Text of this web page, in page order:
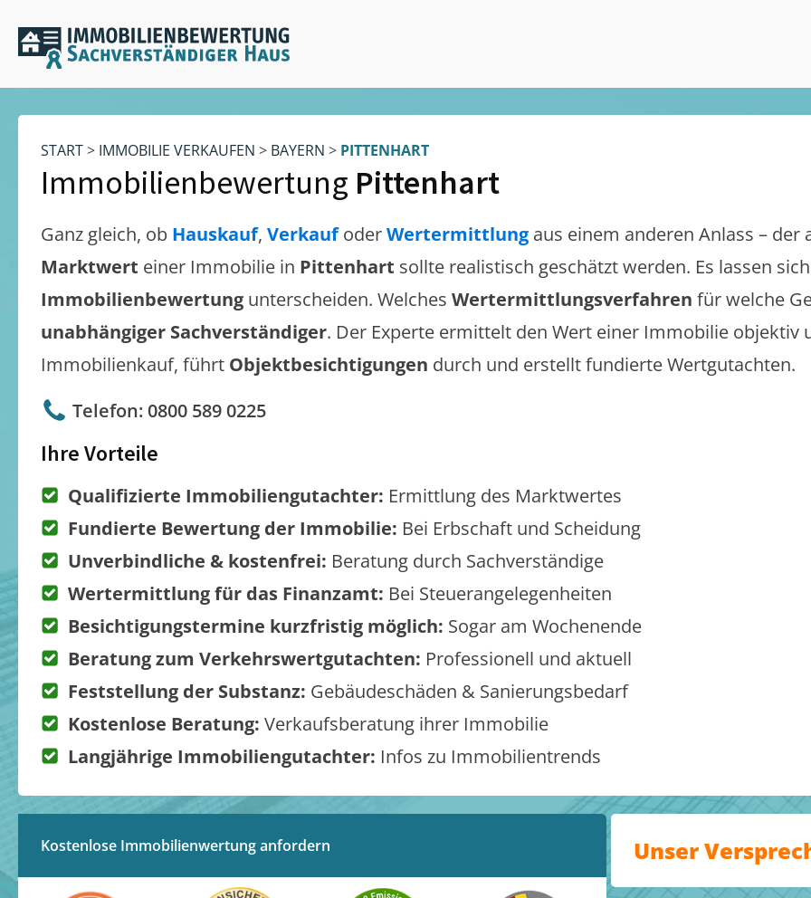
START> IMMOBILIE VERKAUFEN > BAYERN > PITTENHART
Immobilienbewertung Pittenhart
Ganz gleich, ob Hauskauf, VerkaufoderWertermittlung aus einem anderen Anlass – der
Marktwert einer Immobilie in Pittenhart sollte realistisch geschätzt werden. Es lassen
Immobilienbewertung unterscheiden. Welches Wertermittlungsverfahren für welche
unabhängiger Sachverständiger. Der Experte ermittelt den Wert einer Immobilie objektiv
Immobilienkauf, führt Objektbesichtigungen durch und erstellt fundierte Wertgutachten.
Telefon: 0800 589 0225
Ihre Vorteile
Qualifizierte Immobiliengutachter: Ermittlung des Marktwertes
Fundierte Bewertung der Immobilie: Bei Erbschaft und Scheidung
Unverbindliche & kostenfrei: Beratung durch Sachverständige
Wertermittlung für das Finanzamt: Bei Steuerangelegenheiten
Besichtigungstermine kurzfristig möglich: Sogar am Wochenende
Beratung zum Verkehrswertgutachten: Professionell und aktuell
Feststellung der Substanz: Gebäudeschäden & Sanierungsbedarf
Kostenlose Beratung: Verkaufsberatung ihrer Immobilie
Langjährige Immobiliengutachter: Infos zu Immobilientrends
Kostenlose Immobilienwertung anfordern Unser